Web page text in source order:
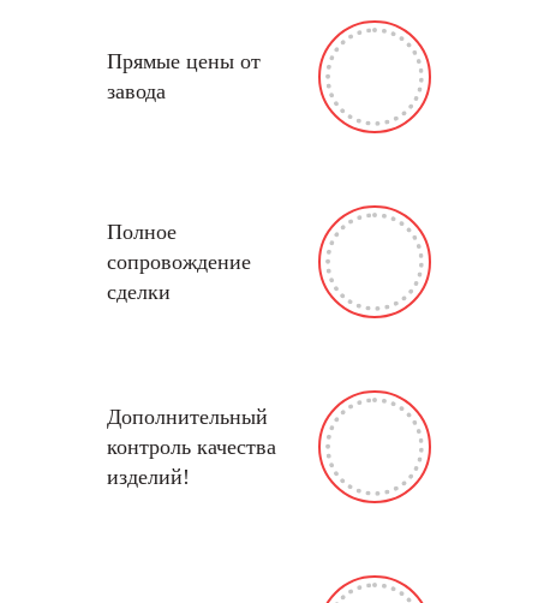
Прямые цены от
завода
Полное
сопровождение
сделки
Дополнительный
контроль качества
изделий!